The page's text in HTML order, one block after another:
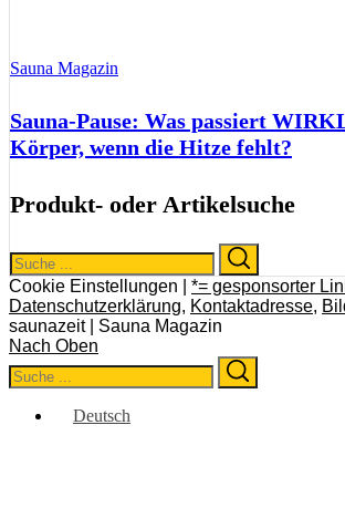
Sauna Magazin
Sauna-Pause: Was passiert
Körper, wenn die Hitze fehlt?
Produkt- oder Artikelsuche
Search
for:
Cookie Einstellungen | *= gesponsorter
Datenschutzerklärung, Kontaktadresse,
saunazeit | Sauna Magazin
Nach Oben
Search
for:
Deutsch